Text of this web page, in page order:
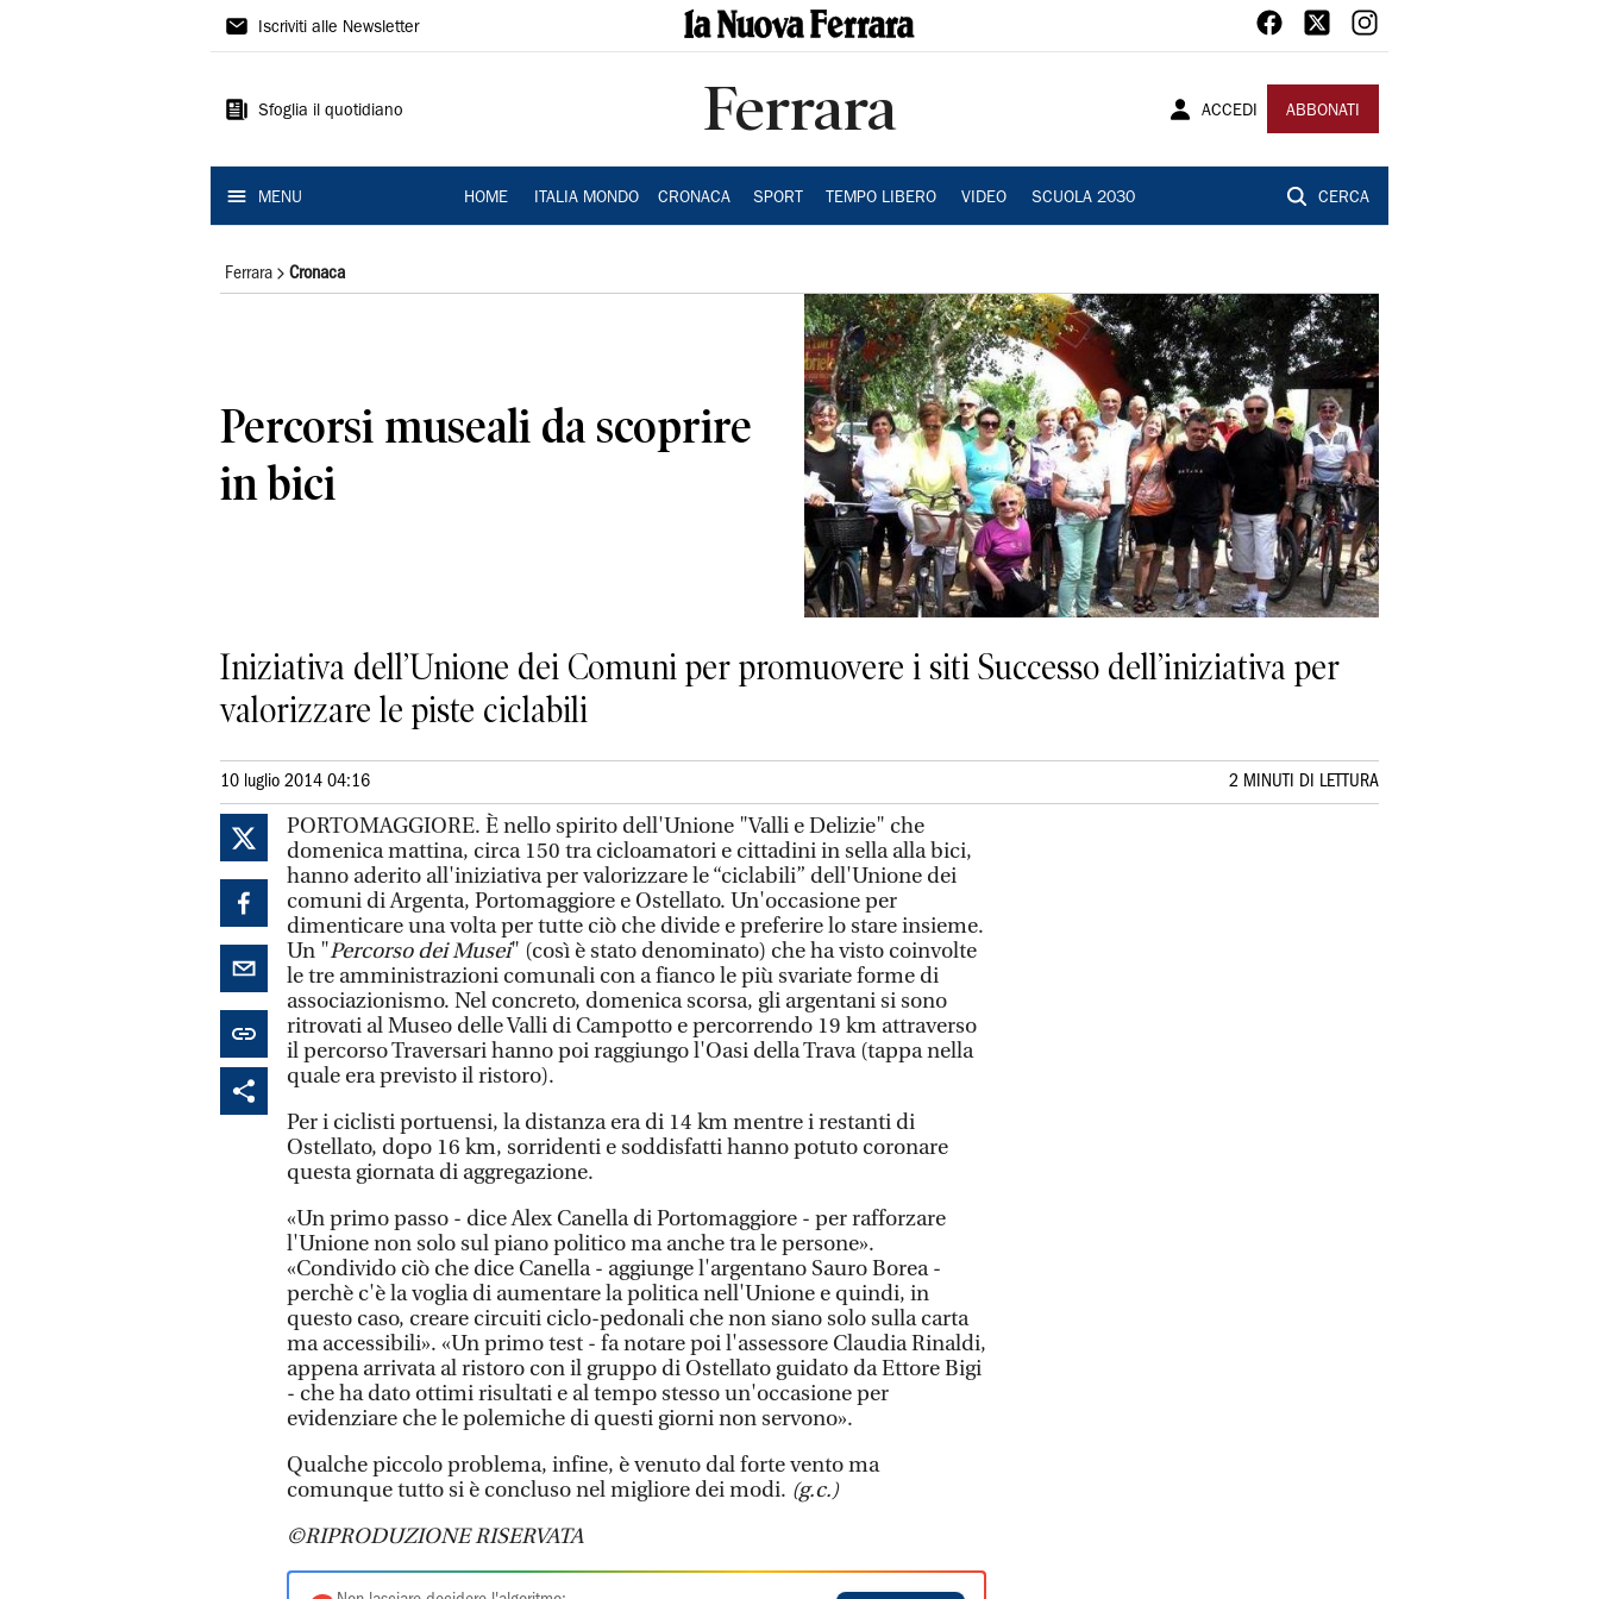
La
Ferrara
Iscriviti alle Newsletter
Sfoglia il quotidiano Ferrara ACCEDI ABBONATI
MENU HOME ITALIA MONDO CRONACA SPORT TEMPO LIBERO VIDEO SCUOLA 2030 CERCA
Ferrara Cronaca
Percorsi museali da scoprire
in bici
Iniziativa dell’Unione dei Comuni per promuovere i siti Successo dell’iniziativa per
valorizzare le piste ciclabili
10 luglio 2014 04:16 2 MINUTI DI LETTURA
PORTOMAGGIORE. È nello spirito dell'Unione "Valli e Delizie" che
domenica mattina, circa 150 tra cicloamatori e cittadini in sella alla bici,
hanno aderito all'iniziativa per valorizzare le “ciclabili” dell'Unione dei
comuni di Argenta, Portomaggiore e Ostellato. Un'occasione per
dimenticare una volta per tutte ciò che divide e preferire lo stare insieme.
Un "Percorso dei Musei" (così è stato denominato) che ha visto coinvolte
le tre amministrazioni comunali con a fianco le più svariate forme di
associazionismo. Nel concreto, domenica scorsa, gli argentani si sono
ritrovati al Museo delle Valli di Campotto e percorrendo 19 km attraverso
il percorso Traversari hanno poi raggiungo l'Oasi della Trava (tappa nella
quale era previsto il ristoro).
Per i ciclisti portuensi, la distanza era di 14 km mentre i restanti di
Ostellato, dopo 16 km, sorridenti e soddisfatti hanno potuto coronare
questa giornata di aggregazione.
«Un primo passo - dice Alex Canella di Portomaggiore - per rafforzare
l'Unione non solo sul piano politico ma anche tra le persone».
«Condivido ciò che dice Canella - aggiunge l'argentano Sauro Borea -
perchè c'è la voglia di aumentare la politica nell'Unione e quindi, in
questo caso, creare circuiti ciclo-pedonali che non siano solo sulla carta
ma accessibili». «Un primo test - fa notare poi l'assessore Claudia Rinaldi,
appena arrivata al ristoro con il gruppo di Ostellato guidato da Ettore Bigi
- che ha dato ottimi risultati e al tempo stesso un'occasione per
evidenziare che le polemiche di questi giorni non servono».
Qualche piccolo problema, infine, è venuto dal forte vento ma
comunque tutto si è concluso nel migliore dei modi. (g.c.)
©RIPRODUZIONE RISERVATA